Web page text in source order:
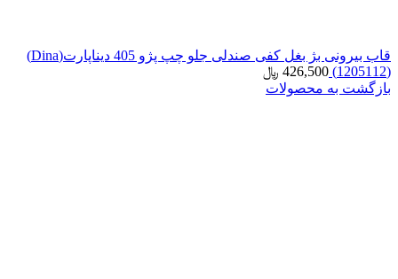
قاب بیرونی بژ بغل کفی صندلی جلو چپ پژو 405 دیناپارت(Dina)
(1205112)
426,500 ﷼
بازگشت به محصولات